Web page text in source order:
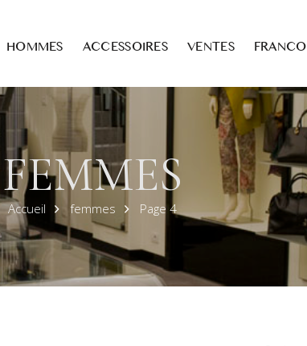
HOMMES ACCESSOIRES VENTES FRANCO
FEMMES
Accueil femmes Page 4